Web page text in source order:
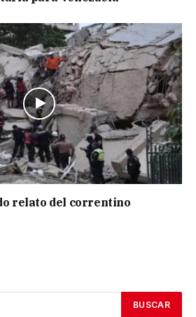
relato del correntino